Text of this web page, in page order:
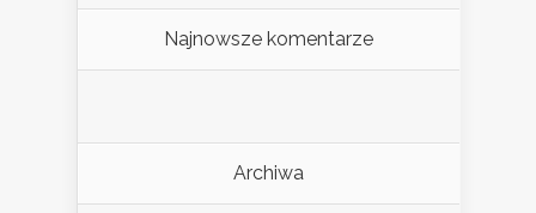
Najnowsze komentarze
Archiwa